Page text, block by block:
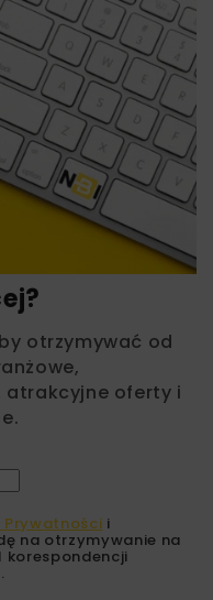
otrzymywać od
atrakcyjne oferty i
i
na otrzymywanie na
korespondencji